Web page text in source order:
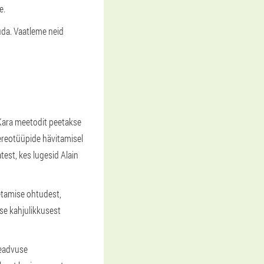
Vaatleme neid
meetodit peetakse
hävitamisel
kes lugesid Alain
ohtudest,
kahjulikkusest